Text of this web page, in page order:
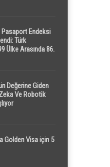
Endeksi
Türk
Ülke Arasında 86.
Değerine Giden
Ve Robotik
Golden Visa için 5